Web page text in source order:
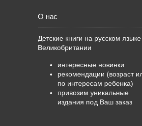
О нас
Детские книги на русском
Великобритании
интересные новинки
рекомендации (возраст
по интересам ребенка)
привозим уникальные
издания под Ваш заказ